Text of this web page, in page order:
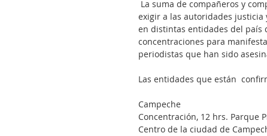
exigir a las autoridades justicia
en distintas entidades del país
concentraciones para
periodistas que han sido
Las entidades que están
Campeche
Concentración, 12 hrs. Parque
Centro de la ciudad de